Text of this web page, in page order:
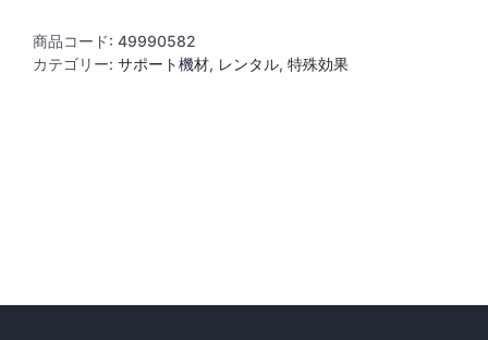
風
機)
商品コード: 49990582
カテゴリー: サポート機材, レンタル, 特殊効果